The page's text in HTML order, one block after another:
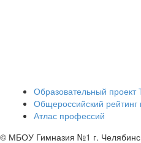
Образовательный
Общероссийский рейтинг
Атлас профессий
© МБОУ Гимназия №1 г.